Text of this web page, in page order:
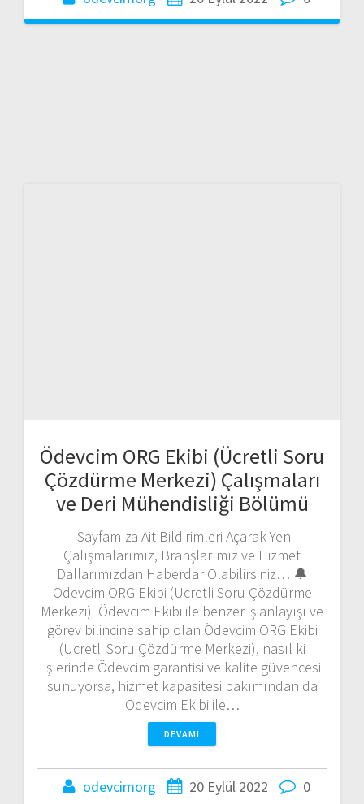
Ödevcim ORG Ekibi (Ücretli Soru
Çözdürme Merkezi) Çalışmaları
ve Deri Mühendisliği Bölümü
Sayfamıza Ait Bildirimleri Açarak Yeni
Çalışmalarımız, Branşlarımız ve Hizmet
Dallarımızdan Haberdar Olabilirsiniz… 🔔
Ödevcim ORG Ekibi (Ücretli Soru Çözdürme
Merkezi) Ödevcim Ekibi ile benzer iş anlayışı ve
görev bilincine sahip olan Ödevcim ORG Ekibi
(Ücretli Soru Çözdürme Merkezi), nasıl ki
işlerinde Ödevcim garantisi ve kalite güvencesi
sunuyorsa, hizmet kapasitesi bakımından da
Ödevcim Ekibi ile…
DEVAMI
odevcimorg 20 Eylül 2022 0